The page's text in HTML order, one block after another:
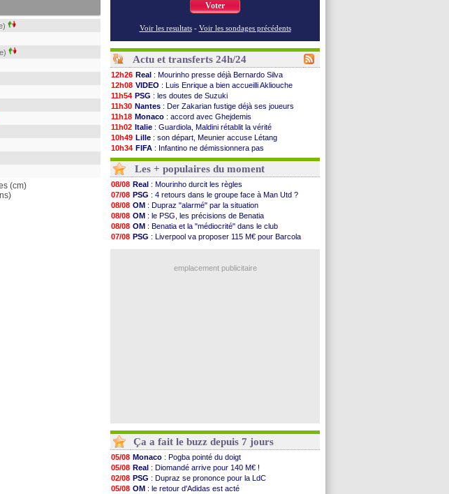
(cm)
Voter
Voir les resultats - Voir les sondages précédents
Actu et transferts 24h/24
12h26 Real : Mourinho presse déjà Bernardo Silva
12h08 VIDEO : Luis Enrique a bien accueilli Akliouche
11h54 PSG : les doutes de Suzuki
11h30 Nantes : Der Zakarian fustige déjà ses joueurs
11h18 Monaco : accord avec Ghejdemis
11h02 Italie : Guardiola, Maldini rétablit la vérité
10h49 Lille : son départ, Meunier accuse Létang
10h34 FIFA : Infantino ne démissionnera pas
10h16 Barça: Flick esquive pour Ferran Torres
10h00
Liverpool: Araujo, une option d'achat à 55 M€
09h48 Lens: inquiétude pour Édouard
09h25
Man Utd: Vitek vendu à Middlesbrough (off.)
09h10
PSV : Sano recruté pour 14,5 M€ (officiel)
08h52
OM : Coventry pense à Angel Gomes
08/08 PSG : Rafel Pol satisfait des progrès
08/08 Amical: le Barça vainqueur puis battu
08/08 Inter : Calhanoglu prêt à prolonger
: les résultats de la soirée
Les + populaires du moment
08/08 Real : Mourinho durcit les règles
07/08 PSG : 4 retours dans le groupe face à Man Utd ?
08/08 OM : Dupraz "alarmé" par la situation
08/08 OM : le PSG, les précisions de Benatia
08/08 OM : Benatia et la "médiocrité" dans le club
07/08 PSG : Liverpool va proposer 115 M€ pour Barcola
emplacement publicitaire
Ça a fait le buzz depuis 7 jours
05/08 Monaco : Pogba pointé du doigt
05/08 Real : Diomandé arrive pour 140 M€ !
02/08 PSG : Dupraz se prononce pour la LdC
05/08 OM : le retour d'Adidas est acté